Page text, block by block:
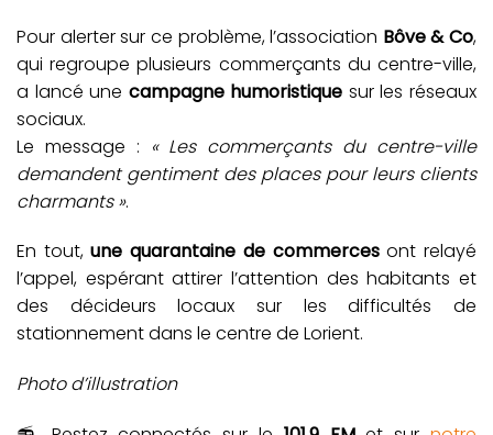
Pour alerter sur ce problème, l’association Bôve & Co,
qui regroupe plusieurs commerçants du centre-ville,
a lancé une campagne humoristique sur les réseaux
sociaux.
Le message : « Les commerçants du centre-ville
demandent gentiment des places pour leurs clients
charmants ».
En tout,une quarantaine de commercesont relayé
l’appel, espérant attirer l’attention des habitants et
des décideurs locaux sur les difficultés de
stationnement dans le centre de Lorient.
Photo d’illustration